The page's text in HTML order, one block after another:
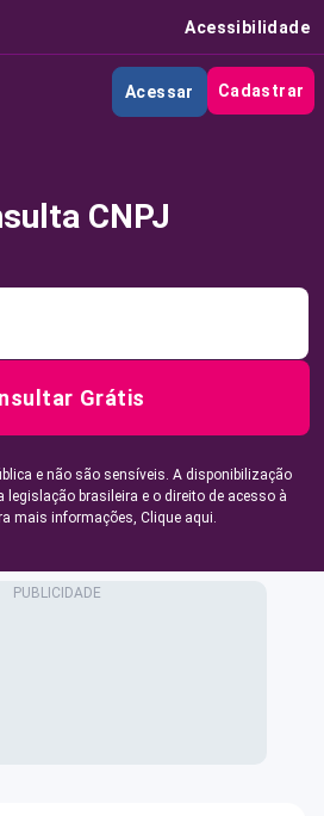
Acessibilidade
Acessar Cadastrar
CNPJ
Grátis
e não são sensíveis. A disponibilização
legislação brasileira e o direito de acesso à
mais informações, Clique aqui.